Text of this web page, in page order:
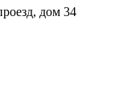
дом 34